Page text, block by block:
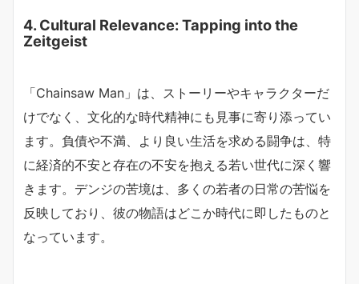
4. Cultural Relevance: Tapping into the
Zeitgeist
「Chainsaw Man」は、ストーリーやキャラクターだ
けでなく、文化的な時代精神にも見事に寄り添ってい
ます。負債や不満、より良い生活を求める闘争は、特
に経済的不安と存在の不安を抱える若い世代に深く響
きます。デンジの苦境は、多くの若者の日常の苦悩を
反映しており、彼の物語はどこか時代に即したものと
なっています。